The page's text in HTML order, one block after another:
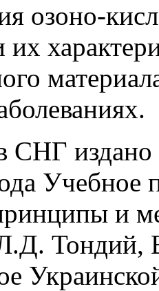
озоно-
их
СНГ
Учебное
и